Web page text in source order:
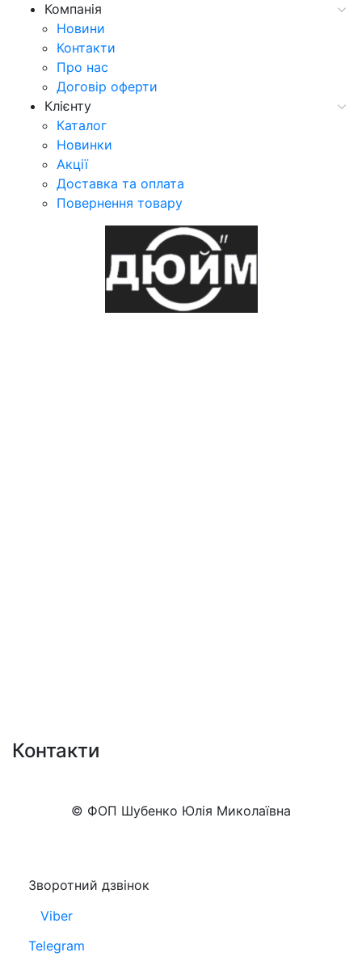
Компанія
Новини
Контакти
Про нас
Договір оферти
Клієнту
Каталог
Новинки
Акції
Доставка та оплата
Повернення товару
Контакти
© ФОП Шубенко Юлія Миколаївна
Зворотний дзвінок
Viber
Telegram